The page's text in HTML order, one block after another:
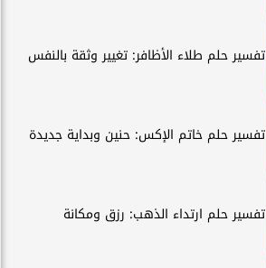
تفسير حلم طلاء الأظافر: تغيير وثقة بالنفس
تفسير حلم خاتم الإكس: حنين وبداية جديدة
تفسير حلم ارتداء الذهب: رزق ومكانة